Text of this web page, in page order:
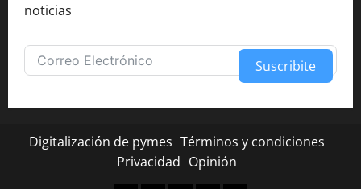
noticias
Suscribite
Digitalización de pymes Términos y condiciones
Privacidad Opinión